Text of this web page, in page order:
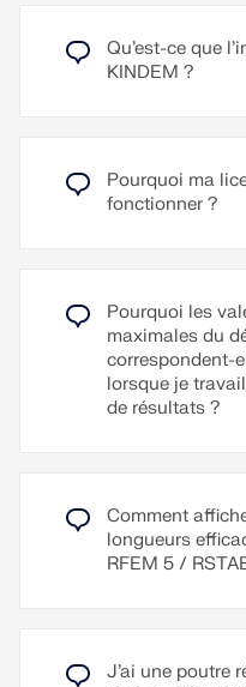
être librement
pour l’écran et
Les résultats du
paramétrés dans
D’autres langues
l’utilisateur.
Des textes
que dans VCmaster.
Lire la suite
préalablement
avec un clic
isométrique.
Lire la suite
Qu’est-ce que
KINDEM ?
Pourquoi ma
fonctionner ?
Pourquoi les
maximales du
correspondent-
lorsque je
de résultats ?
Comment
longueurs
RFEM 5 /
J’ai une poutre